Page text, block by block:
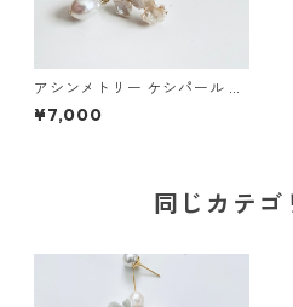
アシンメトリー ケシパール ピ
アス
¥7,000
同じカテゴ